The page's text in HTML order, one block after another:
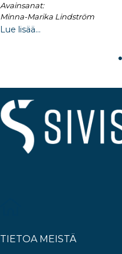
Avainsanat:
Minna-Marika Lindström
Lue lisää...
TIETOA MEISTÄ